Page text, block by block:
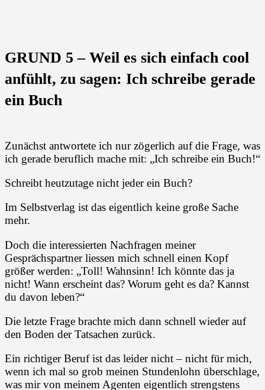
GRUND 5 – Weil es sich einfach cool
anfühlt, zu sagen: Ich schreibe gerade
ein Buch
Zunächst antwortete ich nur zögerlich auf die Frage, was
ich gerade beruflich mache mit: „Ich schreibe ein Buch!“
Schreibt heutzutage nicht jeder ein Buch?
Im Selbstverlag ist das eigentlich keine große Sache
mehr.
Doch die interessierten Nachfragen meiner
Gesprächspartner liessen mich schnell einen Kopf
größer werden: „Toll! Wahnsinn! Ich könnte das ja
nicht! Wann erscheint das? Worum geht es da? Kannst
du davon leben?“
Die letzte Frage brachte mich dann schnell wieder auf
den Boden der Tatsachen zurück.
Ein richtiger Beruf ist das leider nicht – nicht für mich,
wenn ich mal so grob meinen Stundenlohn überschlage,
was mir von meinem Agenten eigentlich strengstens